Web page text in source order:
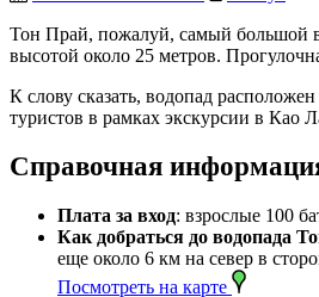
Тон Прай, пожалуй, самый большой
высотой около 25 метров.
К слову сказать, водопад
туристов в рамках экскурсии в Као
Справочная
Плата за вход: взрослые 100
Как добраться до водопада
еще около 6 км на север в
Посмотреть на карте